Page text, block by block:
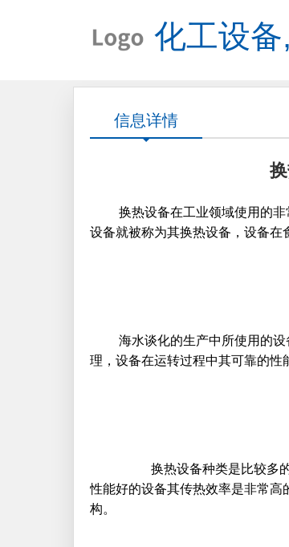
化工设
信息详情
换热设备在工业领域使用的
设备就被称为其换热设备，设备在
海水谈化的生产中所使用的设
理，设备在运转过程中其可靠的性
换热设备种类是比较多
性能好的设备其传热效率是非常
构。